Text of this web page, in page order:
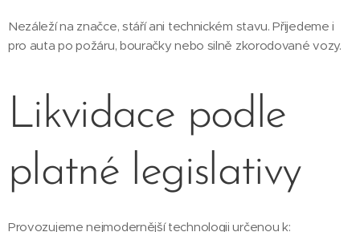
Nezáleží na značce, stáří ani technickém stavu. Přijedeme i
pro auta po požáru, bouračky nebo silně zkorodované vozy.
Likvidace podle
platné legislativy
Provozujeme nejmodernější technologii určenou k: